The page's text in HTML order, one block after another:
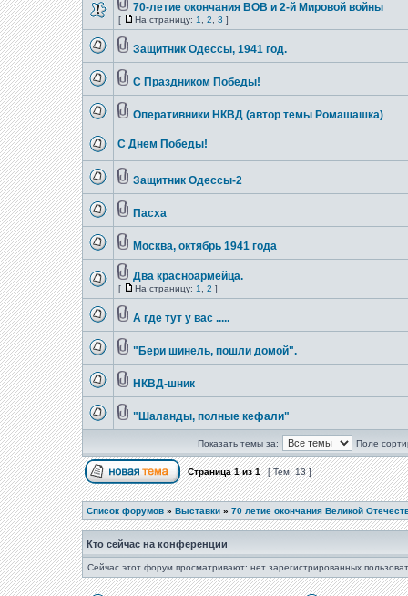
70-летие окончания ВОВ и 2-й Мировой войны
[ На страницу: 1 2 3 ]
Защитник Одессы, 1941 год.
С Праздником Победы!
Оперативники НКВД (автор темы Ромашашка)
С Днем Победы!
Защитник Одессы-2
Пасха
Москва, октябрь 1941 года
Два красноармейца.
[ На страницу: 1 2 ]
А где тут у вас .....
"Бери шинель, пошли домой".
НКВД-шник
"Шаланды, полные кефали"
Показать темы за: Поле
Страница1из1 [ Тем: 13 ]
Список форумов » Выставки » 70 летие окончания Великой
Кто сейчас на конференции
Сейчас этот форум просматривают: нет зарегистрированных